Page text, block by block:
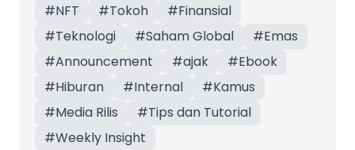
#NFT #Tokoh #Finansial
#Teknologi #Saham Global #Emas
#Announcement #ajak #Ebook
#Hiburan #Internal #Kamus
#Media Rilis #Tips dan Tutorial
#Weekly Insight